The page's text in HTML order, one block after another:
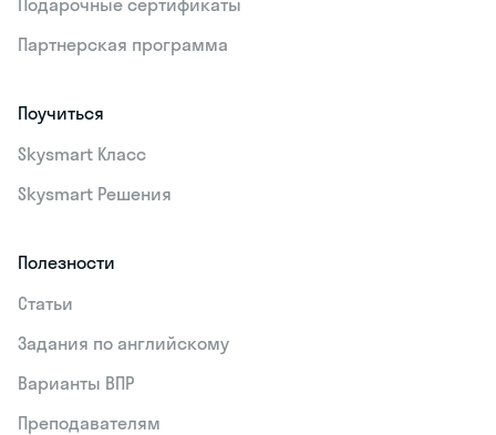
Партнерская программа
Поучиться
Skysmart Класс
Skysmart Решения
Полезности
Статьи
Задания по английскому
Варианты ВПР
Преподавателям